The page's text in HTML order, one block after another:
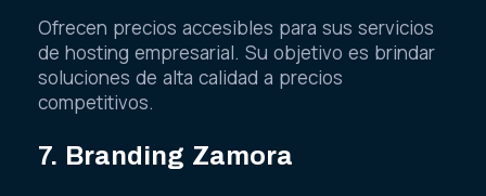
Ofrecen precios accesibles para sus servicios
de hosting empresarial. Su objetivo es brindar
soluciones de alta calidad a precios
competitivos.
7. Branding Zamora